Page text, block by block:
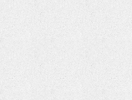
cookie law